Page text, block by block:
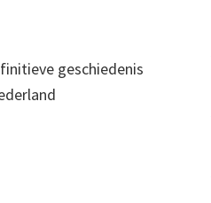
geschiedenis